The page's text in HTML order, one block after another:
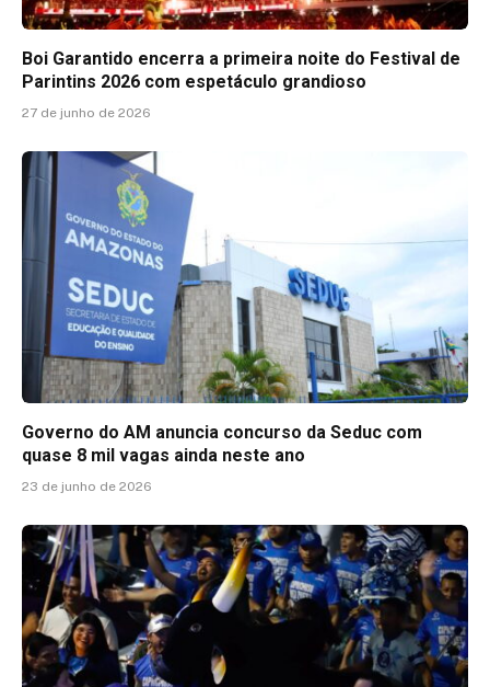
Boi Garantido encerra a primeira noite do Festival de
Parintins 2026 com espetáculo grandioso
27 de junho de 2026
Governo do AM anuncia concurso da Seduc com
quase 8 mil vagas ainda neste ano
23 de junho de 2026